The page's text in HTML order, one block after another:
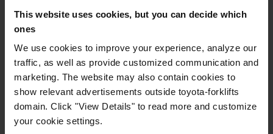
This website uses cookies, but you can decide which
ones
We use cookies to improve your experience, analyze our
traffic, as well as provide customized communication and
marketing. The website may also contain cookies to
show relevant advertisements outside toyota-forklifts
domain. Click "View Details" to read more and customize
your cookie settings.
numérique offre davantage d’opportunités, mais
présente également d’importants défis et risques en
matière de santé et de sécurité.
L’impact doit être pris en compte dès la phase de
conception, mais le renforcement des compétences
numériques des travailleurs est essentiel. Nous
nous engageons à soutenir le développement des
compétences de nos collaborateurs en matière